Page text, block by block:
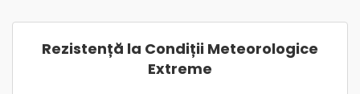
Rezistență la Condiții Meteorologice
Extreme